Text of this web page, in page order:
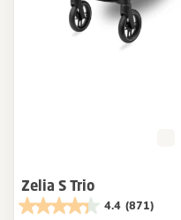
Zelia S Trio
4.4 (871)